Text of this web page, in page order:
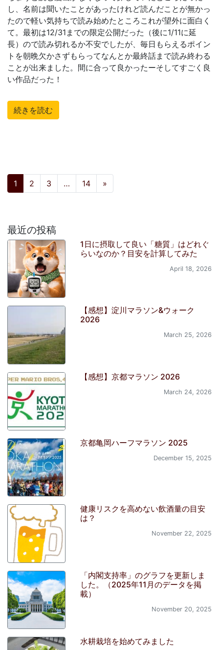
し、名前は聞いたことがあったけれど読んだことが無かっ
たので軽い気持ちで読み始めたところこれが望外に面白く
て。最初は12/31までの限定公開だった（後に1/11に延
長）ので読み切れるか不安でしたが、毎日もらえるポイン
トを朝晩欠かさずもらってなんとか最終話まで読み終わる
ことが出来ました。間に合って良かったーそしてすごく良
い作品だった！
続きを読む
投稿ナビゲーション
1 2 3 … 14 »
最近の投稿
1日に摂取して良い「糖質」はどれぐ
らいなのか？目安を計算してみた
April 18, 2026
【感想】淀川マラソン&ウォーク
2026
March 25, 2026
【感想】京都マラソン 2026
March 24, 2026
京都亀岡ハーフマラソン 2025
December 15, 2025
健康リスクを高めない飲酒量の目安
は？
November 22, 2025
「内閣支持率」のグラフを更新しま
した。（2025年11月のデータを掲
載）
November 20, 2025
水耕栽培を始めてみました